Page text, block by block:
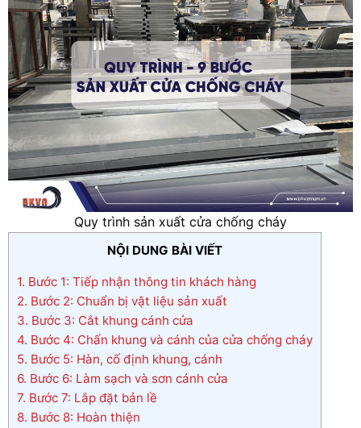
Quy trình sản xuất cửa chống cháy
NỘI DUNG BÀI VIẾT
1. Bước 1: Tiếp nhận thông tin khách hàng
2. Bước 2: Chuẩn bị vật liệu sản xuất
3. Bước 3: Cắt khung cánh cửa
4. Bước 4: Chấn khung và cánh của cửa chống cháy
5. Bước 5: Hàn, cố định khung, cánh
6. Bước 6: Làm sạch và sơn cánh cửa
7. Bước 7: Lắp đặt bản lề
8. Bước 8: Hoàn thiện